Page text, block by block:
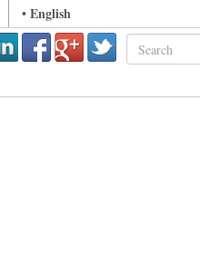
• English